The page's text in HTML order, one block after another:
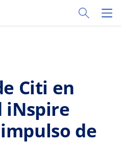
Toggle
Citi en
iNspire
de